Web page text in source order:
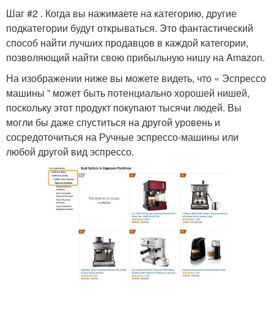
Шаг #2 . Когда вы нажимаете на категорию, другие
подкатегории будут открываться. Это фантастический
способ найти лучших продавцов в каждой категории,
позволяющий найти свою прибыльную нишу на Amazon.
На изображении ниже вы можете видеть, что « Эспрессо
машины ” может быть потенциально хорошей нишей,
поскольку этот продукт покупают тысячи людей. Вы
могли бы даже спуститься на другой уровень и
сосредоточиться на Ручные эспрессо-машины или
любой другой вид эспрессо.